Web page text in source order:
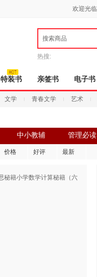
欢迎光
搜索商品
热搜:
特装书 亲签书 电子书
文学 青春文学 艺术
中小教辅 管理必读
价格 好评 最新